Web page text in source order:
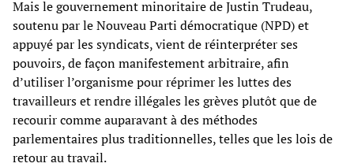
Mais le gouvernement minoritaire de Justin Trudeau,
soutenu par le Nouveau Parti démocratique (NPD) et
appuyé par les syndicats, vient de réinterpréter ses
pouvoirs, de façon manifestement arbitraire, afin
d’utiliser l’organisme pour réprimer les luttes des
travailleurs et rendre illégales les grèves plutôt que de
recourir comme auparavant à des méthodes
parlementaires plus traditionnelles, telles que les lois de
retour au travail.